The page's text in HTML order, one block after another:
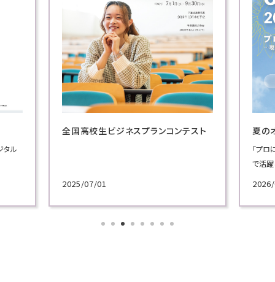
タル
全国高校生ビジネスプランコンテスト
2025/07/01
夏の
「プ
で活
講義を